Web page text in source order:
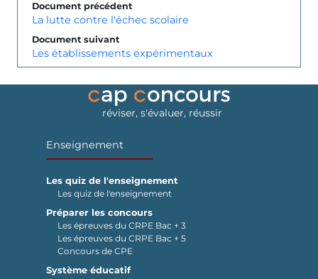
Document précédent
La lutte contre l'échec scolaire
Document suivant
Les établissements expérimentaux
réviser, s'évaluer, réussir
Enseignement
Les quiz de l'enseignement
Les quiz de l'enseignement
Préparer les concours
Les épreuves du CRPE Bac + 3
Les épreuves du CRPE Bac + 5
Concours de CPE
Système éducatif